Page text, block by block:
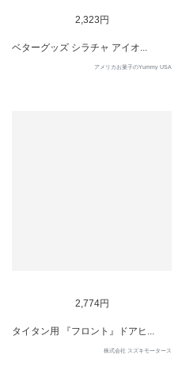
2,323円
ベターグッズ シラチャ アイオ...
アメリカお菓子のYummy USA
2,774円
タイタン用 『フロント』ドアヒ...
株式会社 スズキモータース